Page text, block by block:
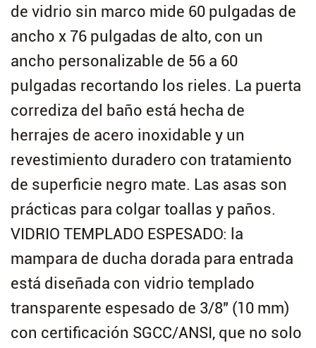
de vidrio sin marco mide 60 pulgadas de
ancho x 76 pulgadas de alto, con un
ancho personalizable de 56 a 60
pulgadas recortando los rieles. La puerta
corrediza del baño está hecha de
herrajes de acero inoxidable y un
revestimiento duradero con tratamiento
de superficie negro mate. Las asas son
prácticas para colgar toallas y paños.
VIDRIO TEMPLADO ESPESADO: la
mampara de ducha dorada para entrada
está diseñada con vidrio templado
transparente espesado de 3/8" (10 mm)
con certificación SGCC/ANSI, que no solo